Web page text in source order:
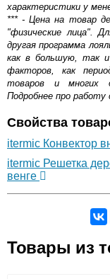
характеристики у
*** - Цена на товар
"физические лица".
другая программа
как в большую, так
факторов, как
товаров и многих
Подробнее про
Свойства
itermic Конвектор
itermic Решетка
венге
Оставьте отзыв
Товары из